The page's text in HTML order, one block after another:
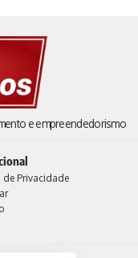
e empreendedorismo
de Privacidade